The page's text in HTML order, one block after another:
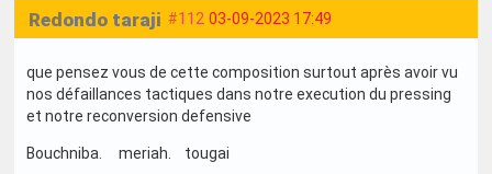
#112 03-09-2023 17:49
Redondo taraji
que pensez vous de cette composition surtout après avoir vu
nos défaillances tactiques dans notre execution du pressing
et notre reconversion defensive
Bouchniba. meriah. tougai